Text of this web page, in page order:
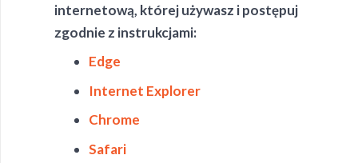
internetową, której używasz i postępuj
zgodnie z instrukcjami:
Edge
Internet Explorer
Chrome
Safari